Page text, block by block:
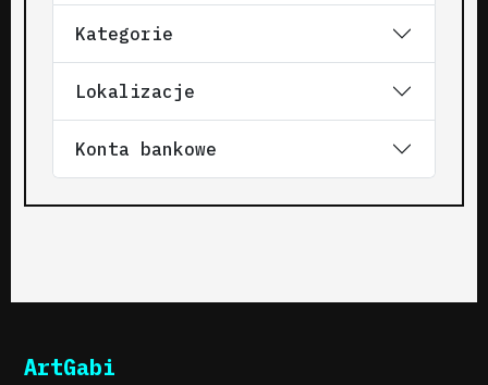
Kategorie
Lokalizacje
Konta bankowe
ArtGabi